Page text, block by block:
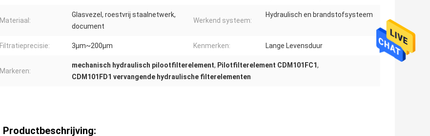
Materiaal:
Glasvezel, roestvrij staalnetwerk,
document
Werkend systeem:
Hydraulisch en brandstofsysteem
Filtratieprecisie: 3μm~200μm Kenmerken: Lange Levensduur
Markeren:
mechanisch hydraulisch pilootfilterelement, Pilotfilterelement CDM101FC1,
CDM101FD1 vervangende hydraulische filterelementen
Productbeschrijving: